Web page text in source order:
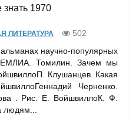
знать 1970
ЛИТЕРАТУРА
502
научно-популярных
Томилин. Зачем мы
Клушанцев. Какая
Черненко.
. Рис. Е. ВойшвиллоК. Ф.
людям...